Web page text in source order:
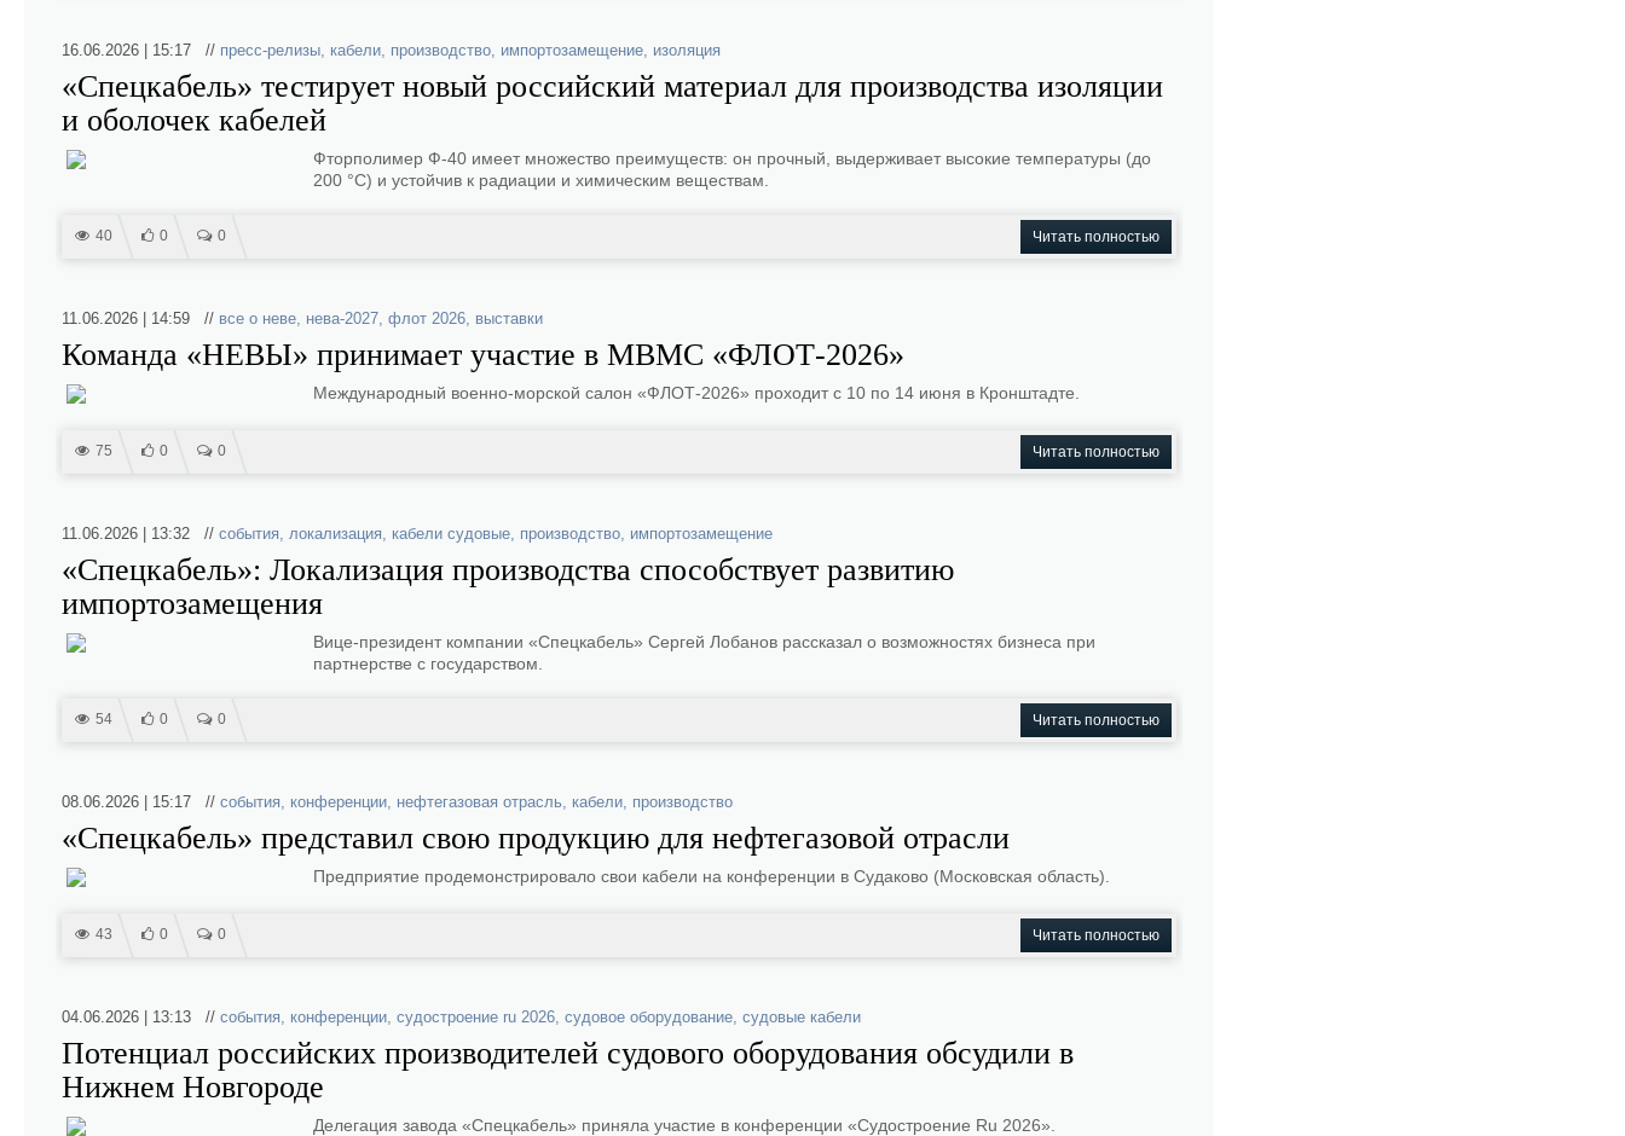
16.06.2026 | 15:17 // пресс-релизы, кабели, производство, импортозамещение, изоляция
«Спецкабель» тестирует новый российский материал для производства изоляции
и оболочек кабелей
Фторполимер Ф-40 имеет множество преимуществ: он прочный, выдерживает высокие температуры (до
200 °C) и устойчив к радиации и химическим веществам.
40 0 0 Читать полностью
11.06.2026 | 14:59 // все о неве, нева-2027, флот 2026, выставки
Команда «НЕВЫ» принимает участие в МВМС «ФЛОТ-2026»
Международный военно-морской салон «ФЛОТ-2026» проходит с 10 по 14 июня в Кронштадте.
75 0 0 Читать полностью
11.06.2026 | 13:32 // события, локализация, кабели судовые, производство, импортозамещение
«Спецкабель»: Локализация производства способствует развитию
импортозамещения
Вице‑президент компании «Спецкабель» Сергей Лобанов рассказал о возможностях бизнеса при
партнерстве с государством.
54 0 0 Читать полностью
08.06.2026 | 15:17 // события, конференции, нефтегазовая отрасль, кабели, производство
«Спецкабель» представил свою продукцию для нефтегазовой отрасли
Предприятие продемонстрировало свои кабели на конференции в Судаково (Московская область).
43 0 0 Читать полностью
04.06.2026 | 13:13 // события, конференции, судостроение ru 2026, судовое оборудование, судовые кабели
Потенциал российских производителей судового оборудования обсудили в
Нижнем Новгороде
Делегация завода «Спецкабель» приняла участие в конференции «Судостроение Ru 2026».